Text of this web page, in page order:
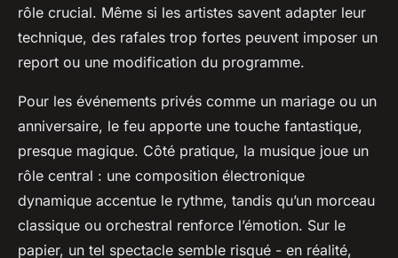
rôle crucial. Même si les artistes savent adapter leur
technique, des rafales trop fortes peuvent imposer un
report ou une modification du programme.
Pour les événements privés comme un mariage ou un
anniversaire, le feu apporte une touche fantastique,
presque magique. Côté pratique, la musique joue un
rôle central : une composition électronique
dynamique accentue le rythme, tandis qu’un morceau
classique ou orchestral renforce l’émotion. Sur le
papier, un tel spectacle semble risqué - en réalité,